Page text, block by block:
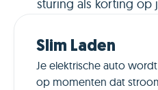
sturing als korting op
Slim Laden
Je elektrische auto
op momenten dat